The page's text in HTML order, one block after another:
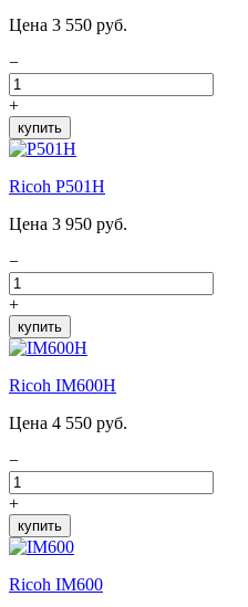
Цена 3 550 руб.
−
+
купить
Ricoh P501H
Цена 3 950 руб.
−
+
купить
Ricoh IM600H
Цена 4 550 руб.
−
+
купить
Ricoh IM600